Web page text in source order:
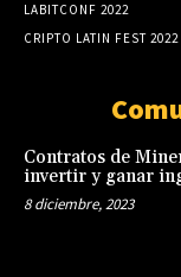
LABITCONF 2022
CRIPTO LATIN FEST 2022
Contratos de
invertir y ganar
8 diciembre, 2023